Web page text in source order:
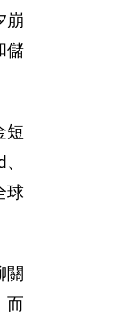
崩
儲
短
球
關
而